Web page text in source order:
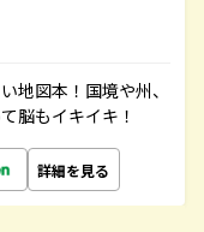
地図本！国境や州、
脳もイキイキ！
詳細を見る